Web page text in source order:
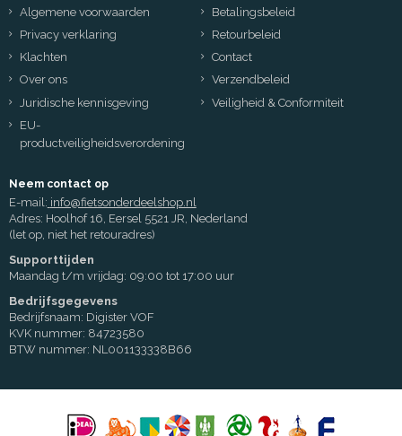
Algemene voorwaarden
Betalingsbeleid
Privacy verklaring
Retourbeleid
Klachten
Contact
Over ons
Verzendbeleid
Juridische kennisgeving
Veiligheid & Conformiteit
EU-
productveiligheidsverordening
Neem contact op
E-mail: info@fietsonderdeelshop.nl
Adres: Hoolhof 16, Eersel 5521 JR, Nederland
(let op, niet het retouradres)
Supporttijden
Maandag t/m vrijdag: 09:00 tot 17:00 uur
Bedrijfsgegevens
Bedrijfsnaam: Digister VOF
KVK nummer: 84723580
BTW nummer: NL001133338B66